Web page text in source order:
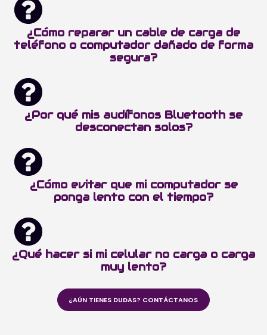
¿Cómo reparar un cable de carga de
teléfono o computador dañado de forma
segura?
¿Por qué mis audífonos Bluetooth se
desconectan solos?
¿Cómo evitar que mi computador se
ponga lento con el tiempo?
¿Qué hacer si mi celular no carga o carga
muy lento?
¿AÚN TIENES DUDAS? CONTÁCTANOS